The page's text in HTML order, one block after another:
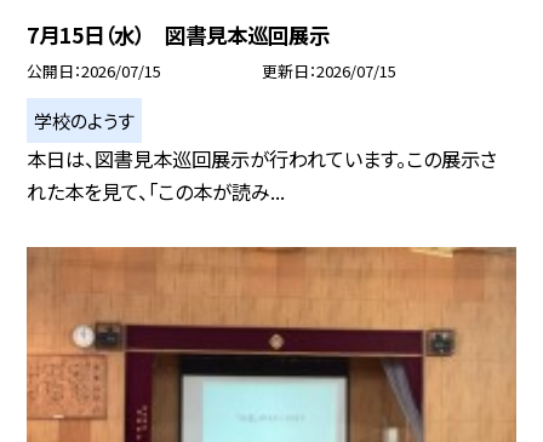
7月15日（水） 図書見本巡回展示
公開日 2026/07/15 更新日 2026/07/15
学校のようす
本日は、図書見本巡回展示が行われています。この展示さ
れた本を見て、「この本が読み...